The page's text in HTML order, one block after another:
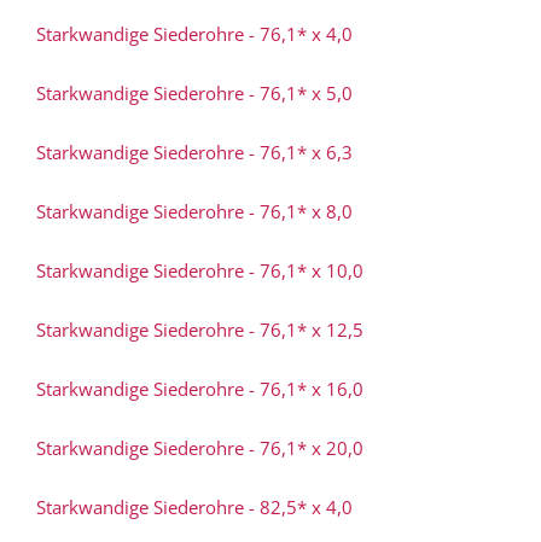
Starkwandige Siederohre - 76,1* x 4,0
Starkwandige Siederohre - 76,1* x 5,0
Starkwandige Siederohre - 76,1* x 6,3
Starkwandige Siederohre - 76,1* x 8,0
Starkwandige Siederohre - 76,1* x 10,0
Starkwandige Siederohre - 76,1* x 12,5
Starkwandige Siederohre - 76,1* x 16,0
Starkwandige Siederohre - 76,1* x 20,0
Starkwandige Siederohre - 82,5* x 4,0